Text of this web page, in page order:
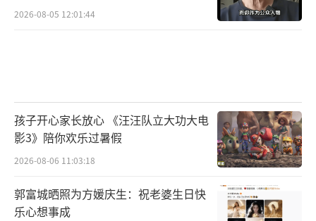
2026-08-05 12:01:44
孩子开心家长放心 《汪汪队立大功大电
影3》陪你欢乐过暑假
2026-08-06 11:03:18
郭富城晒照为方媛庆生：祝老婆生日快
乐心想事成